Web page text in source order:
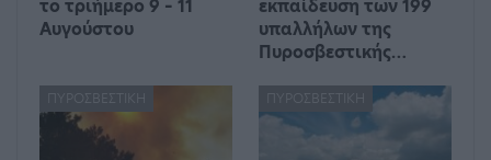
το τριήμερο 9 – 11
Αυγούστου
εκπαίδευση των 199
υπαλλήλων της
Πυροσβεστικής…
ΠΥΡΟΣΒΕΣΤΙΚΉ ΠΥΡΟΣΒΕΣΤΙΚΉ